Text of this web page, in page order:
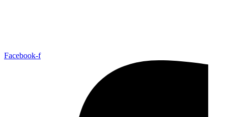
Facebook-f